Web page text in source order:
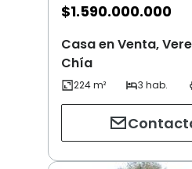
$1.590.000.000
Casa en Venta,
Chía